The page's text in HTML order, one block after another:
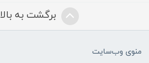
برگشت به بالا
منوی وب‌سایت